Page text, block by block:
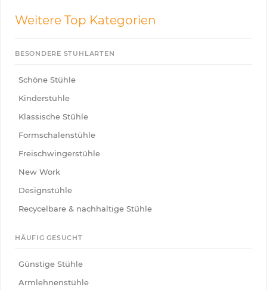
Weitere Top Kategorien
BESONDERE STUHLARTEN
Schöne Stühle
Kinderstühle
Klassische Stühle
Formschalenstühle
Freischwingerstühle
New Work
Designstühle
Recycelbare & nachhaltige Stühle
HÄUFIG GESUCHT
Günstige Stühle
Armlehnenstühle